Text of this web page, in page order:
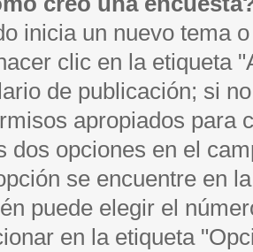
inicia un nuevo tema
clic en la etiqueta
de publicación; si
apropiados para
dos opciones en el
se encuentre en
puede elegir el
en la etiqueta